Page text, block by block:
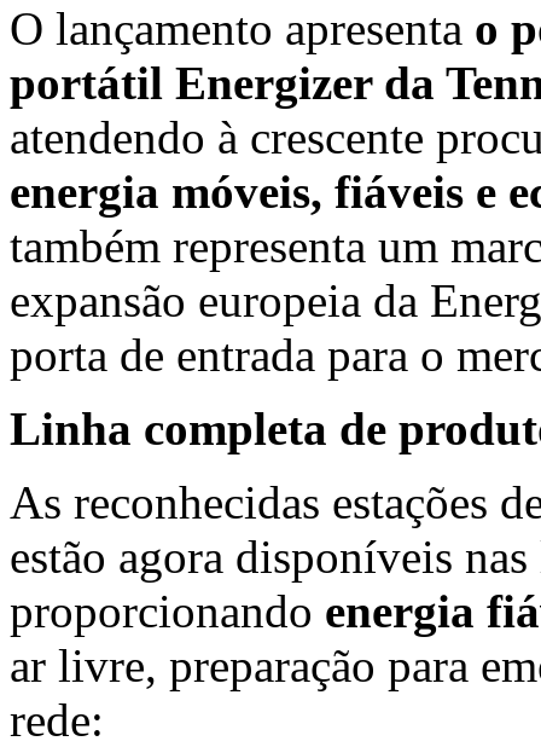
O lançamento apresenta o
portátil Energizer da
atendendo à crescente
energia móveis, fiáveis e
também representa um
expansão europeia da
porta de entrada para o
Linha completa de
As reconhecidas estações
estão agora disponíveis
proporcionando energia
ar livre, preparação para
rede: